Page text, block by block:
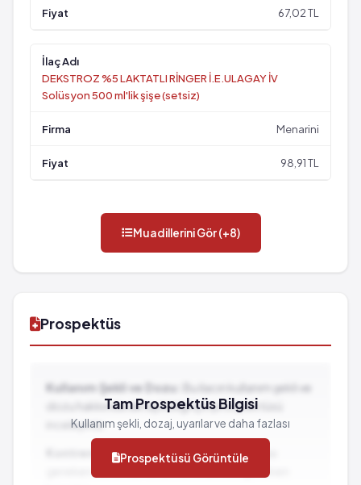
67,02 TL
DEKSTROZ %5 LAKTATLI RİNGER İ.E.ULAGAY İV
Solüsyon 500 ml'lik şişe (setsiz)
Menarini
98,91 TL
Muadillerini Gör (+8)
Prospektüs
Kullanım Şekli ve Dozu:
Bu ilacın kullanım şekli ve
dozu hakkında detaylı bilgi için prospektüsü
inceleyiniz.
Kontrendikasyonlar:İlacın kullanılmaması
gereken durumlar ve dikkat edilmesi gereken
Tam Prospektüs Bilgisi
Kullanım şekli, dozaj, uyarılar ve daha fazlası
Prospektüsü Görüntüle